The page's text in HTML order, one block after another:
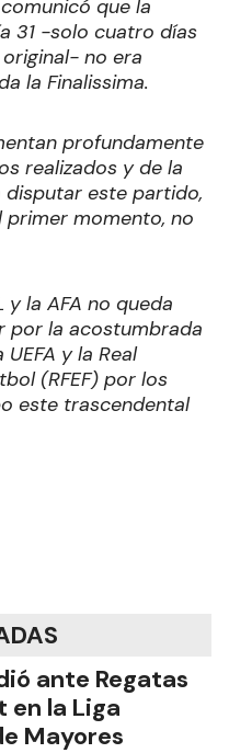
que la
31 -solo cuatro días
no era
la Finalissima.
profundamente
realizados y de la
este partido,
momento, no
y la AFA no queda
por la acostumbrada
y la Real
(RFEF) por los
este trascendental
ante Regatas
en la Liga
Mayores